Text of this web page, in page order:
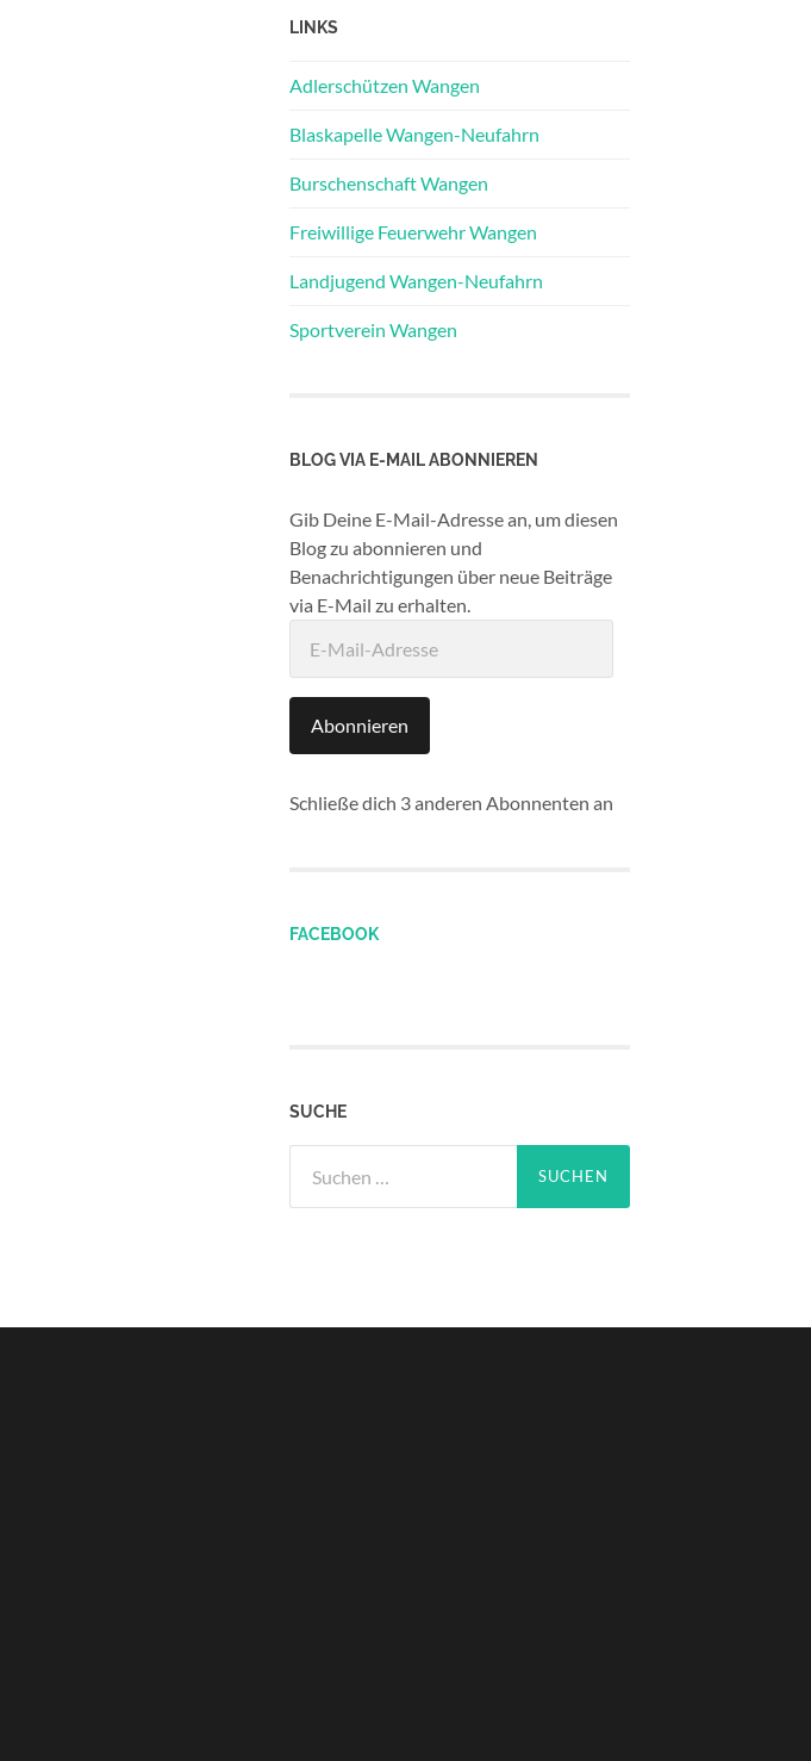
LINKS
Adlerschützen Wangen
Blaskapelle Wangen-Neufahrn
Burschenschaft Wangen
Freiwillige Feuerwehr Wangen
Landjugend Wangen-Neufahrn
Sportverein Wangen
BLOG VIA E-MAIL ABONNIEREN
Gib Deine E-Mail-Adresse an, um diesen
Blog zu abonnieren und
Benachrichtigungen über neue Beiträge
via E-Mail zu erhalten.
Mail-
Abonnieren
Schließe dich 3 anderen Abonnenten an
FACEBOOK
SUCHE
nach: